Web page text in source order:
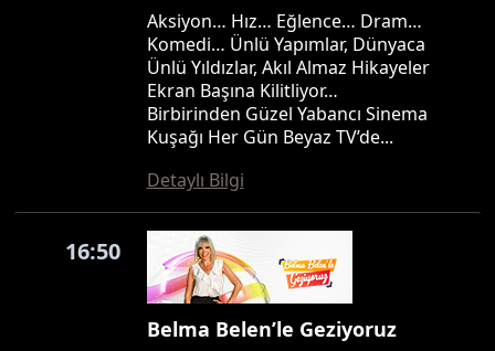
Aksiyon… Hız… Eğlence… Dram…
Komedi… Ünlü Yapımlar, Dünyaca
Ünlü Yıldızlar, Akıl Almaz Hikayeler
Ekran Başına Kilitliyor…
Birbirinden Güzel Yabancı Sinema
Kuşağı Her Gün Beyaz TV’de...
Detaylı Bilgi
16:50
Belma Belen’le Geziyoruz